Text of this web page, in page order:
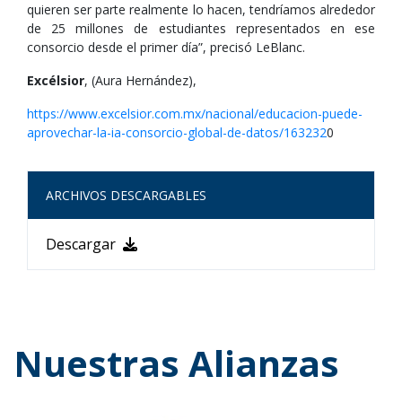
quieren ser parte realmente lo hacen, tendríamos alrededor
de 25 millones de estudiantes representados en ese
consorcio desde el primer día”, precisó LeBlanc.
Excélsior, (Aura Hernández),
https://www.excelsior.com.mx/nacional/educacion-puede-
aprovechar-la-ia-consorcio-global-de-datos/1632320
ARCHIVOS DESCARGABLES
Descargar
Nuestras Alianzas